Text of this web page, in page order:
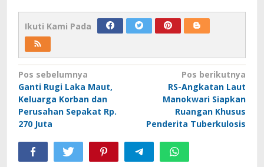
Ikuti Kami Pada
Navigasi
pos
Pos sebelumnya
Ganti Rugi Laka Maut,
Keluarga Korban dan
Perusahan Sepakat Rp.
270 Juta
Pos berikutnya
RS-Angkatan Laut
Manokwari Siapkan
Ruangan Khusus
Penderita Tuberkulosis